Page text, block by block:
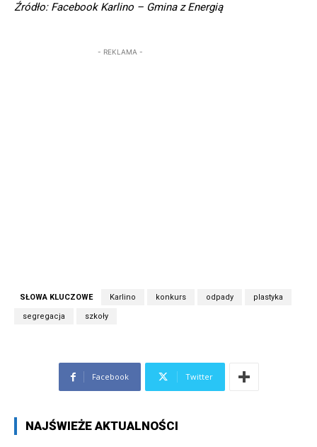
Źródło: Facebook Karlino – Gmina z Energią
- REKLAMA -
SŁOWA KLUCZOWE Karlino konkurs odpady plastyka
segregacja szkoły
Facebook Twitter
NAJŚWIEŻE AKTUALNOŚCI